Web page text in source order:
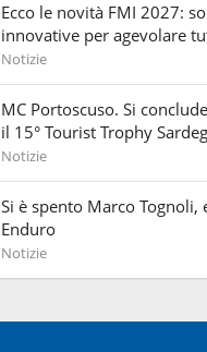
Ecco le novità FMI 2027:
innovative per agevolare
Notizie
MC Portoscuso. Si
il 15° Tourist Trophy
Notizie
Si è spento Marco Tognoli,
Enduro
Notizie